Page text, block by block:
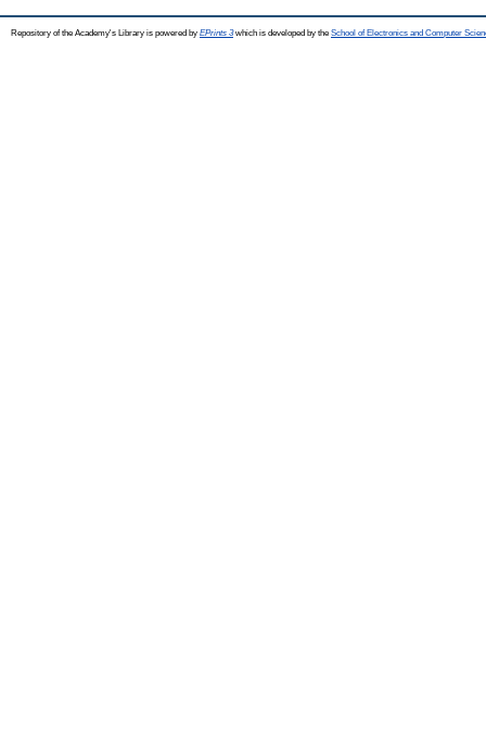
Repository of the Academy's Library is powered by EPrints 3which is developed by the School of Electronics and Computer